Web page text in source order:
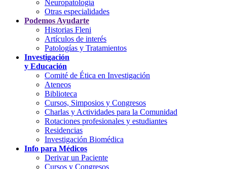
Neuropatología
Otras especialidades
Podemos Ayudarte
Historias Fleni
Artículos de interés
Patologías y Tratamientos
Investigación
y Educación
Comité de Ética en Investigación
Ateneos
Biblioteca
Cursos, Simposios y Congresos
Charlas y Actividades para la Comunidad
Rotaciones profesionales y estudiantes
Residencias
Investigación Biomédica
Info para Médicos
Derivar un Paciente
Cursos y Congresos